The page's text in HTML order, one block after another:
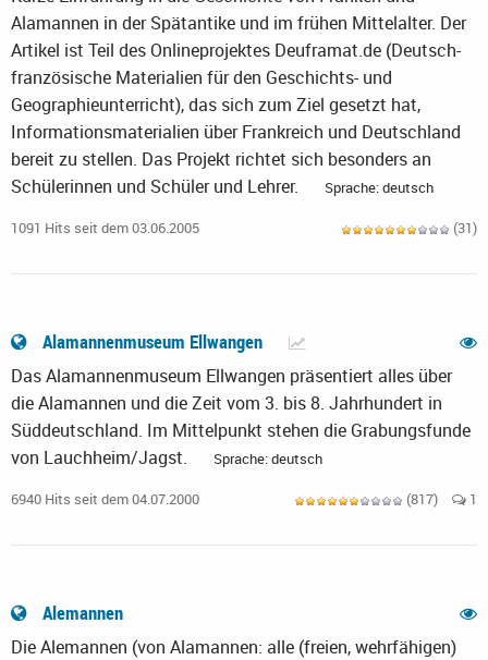
Alamannen in der Spätantike und im frühen Mittelalter. Der
Artikel ist Teil des Onlineprojektes Deuframat.de (Deutsch-
französische Materialien für den Geschichts- und
Geographieunterricht), das sich zum Ziel gesetzt hat,
Informationsmaterialien über Frankreich und Deutschland
bereit zu stellen. Das Projekt richtet sich besonders an
Schülerinnen und Schüler und Lehrer.
Sprache: deutsch
1091 Hits seit dem 03.06.2005 (31)
Alamannenmuseum Ellwangen
Das Alamannenmuseum Ellwangen präsentiert alles über
die Alamannen und die Zeit vom 3. bis 8. Jahrhundert in
Süddeutschland. Im Mittelpunkt stehen die Grabungsfunde
von Lauchheim/Jagst.
Sprache: deutsch
6940 Hits seit dem 04.07.2000 (817) 1
Alemannen
Die Alemannen (von Alamannen: alle (freien, wehrfähigen)